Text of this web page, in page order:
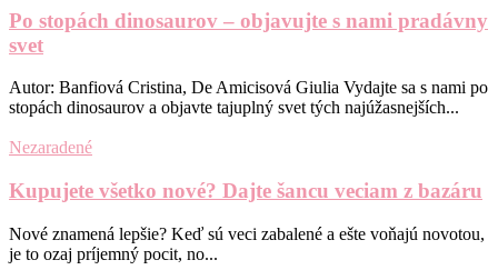
Po stopách dinosaurov – objavujte s nami pradávny
svet
Autor: Banfiová Cristina, De Amicisová Giulia Vydajte sa s nami po
stopách dinosaurov a objavte tajuplný svet tých najúžasnejších...
Nezaradené
Kupujete všetko nové? Dajte šancu veciam z bazáru
Nové znamená lepšie? Keď sú veci zabalené a ešte voňajú novotou,
je to ozaj príjemný pocit, no...